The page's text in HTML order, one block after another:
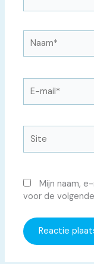
mail*
Mijn naam,
voor de